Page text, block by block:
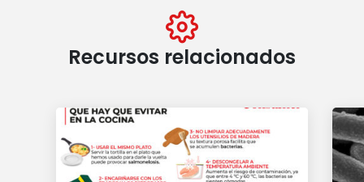
Recursos relacionados